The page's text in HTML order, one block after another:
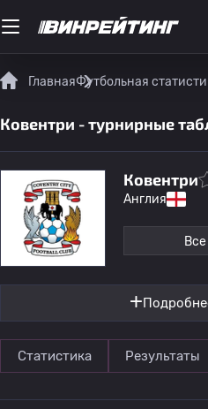
ГлавнаяФутбольная
Ковентри - турнирные
Ковентри
Англия
Статистика Результаты